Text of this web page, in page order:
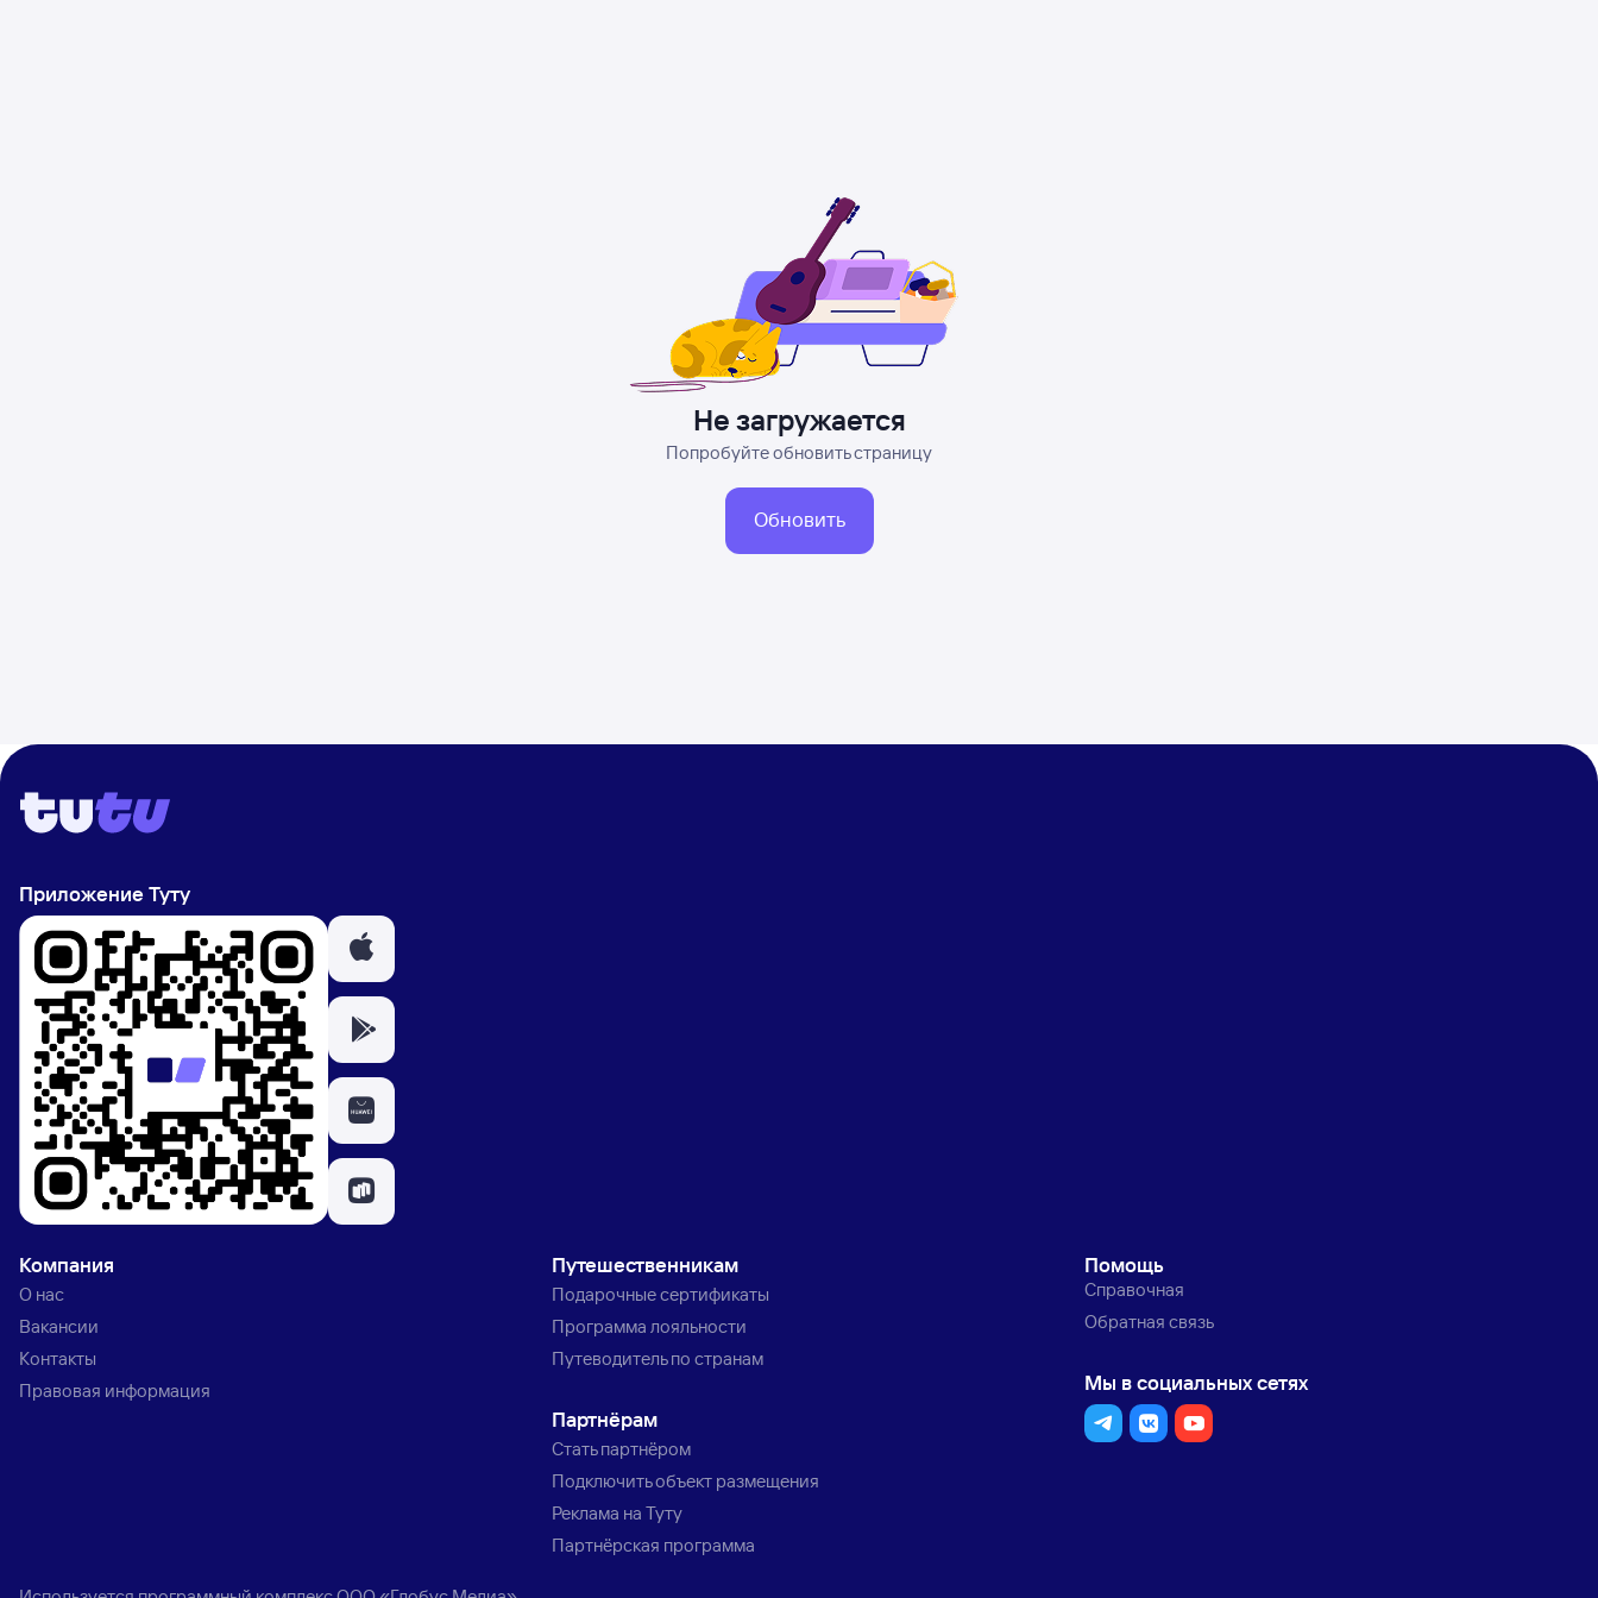
Не загружается
Попробуйте обновить страницу
Обновить
Приложение Туту
Компания
О нас
Вакансии
Контакты
Правовая информация
Путешественникам
Подарочные сертификаты
Программа лояльности
Путеводитель по странам
Партнёрам
Стать партнёром
Подключить объект размещения
Реклама на Туту
Партнёрская программа
Помощь
Справочная
Обратная связь
Мы в социальных сетях